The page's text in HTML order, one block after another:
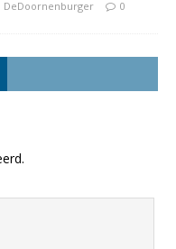
DeDoornenburger 0